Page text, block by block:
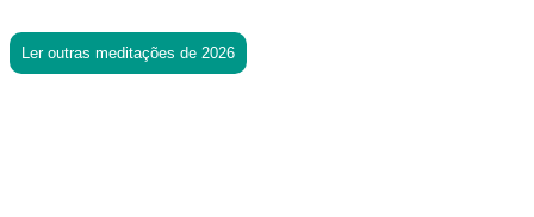
Ler outras meditações de 2026